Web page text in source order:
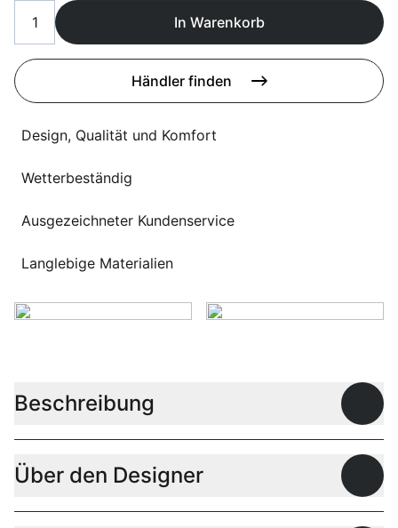
Uber uns
Sprachwahl
In Warenkorb
Händler finden
Design, Qualität und Komfort
Wetterbeständig
Ausgezeichneter Kundenservice
Langlebige Materialien
Beschreibung
Über den Designer